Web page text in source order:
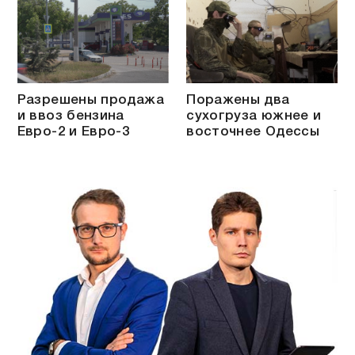
Разрешены продажа
и ввоз бензина
Евро-2 и Евро-3
Поражены два
сухогруза южнее и
восточнее Одессы